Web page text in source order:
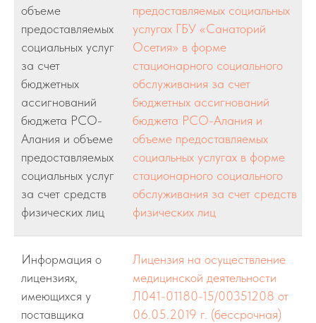
объеме
предоставляемых
социальных услуг
за счет
бюджетных
ассигнований
бюджета РСО-
Алания и объеме
предоставляемых
социальных услуг
за счет средств
физических лиц
предоставляемых социальных
услугах ГБУ «Санаторий
Осетия» в форме
стационарного социального
обслуживания за счет
бюджетных ассигнований
бюджета РСО-Алания и
объеме предоставляемых
социальных услугах в форме
стационарного социального
обслуживания за счет средств
физических лиц
Информация о
лицензиях,
имеющихся у
поставщика
Лицензия на осуществление
медицинской деятельности
Л041-01180-15/00351208 от
06.05.2019 г. (бессрочная)